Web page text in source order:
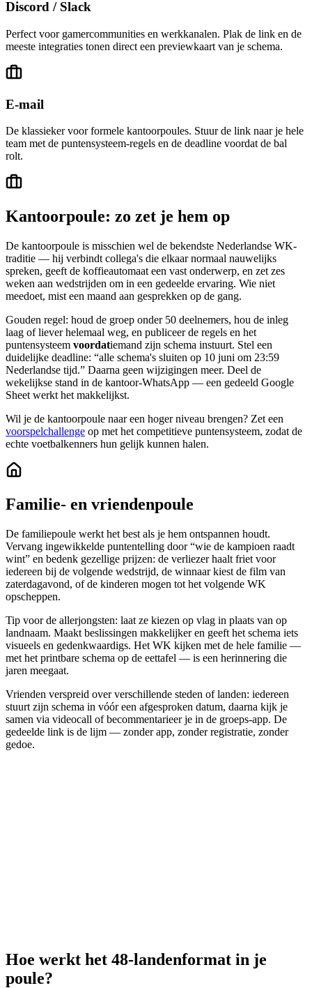
Discord / Slack
Perfect voor gamercommunities en werkkanalen. Plak de link en de
meeste integraties tonen direct een previewkaart van je schema.
E-mail
De klassieker voor formele kantoorpoules. Stuur de link naar je hele
team met de puntensysteem-regels en de deadline voordat de bal
rolt.
Kantoorpoule: zo zet je hem op
De kantoorpoule is misschien wel de bekendste Nederlandse WK-
traditie — hij verbindt collega's die elkaar normaal nauwelijks
spreken, geeft de koffieautomaat een vast onderwerp, en zet zes
weken aan wedstrijden om in een gedeelde ervaring. Wie niet
meedoet, mist een maand aan gesprekken op de gang.
Gouden regel: houd de groep onder 50 deelnemers, hou de inleg
laag of liever helemaal weg, en publiceer de regels en het
puntensysteem voordatiemand zijn schema instuurt. Stel een
duidelijke deadline: “alle schema's sluiten op 10 juni om 23:59
Nederlandse tijd.” Daarna geen wijzigingen meer. Deel de
wekelijkse stand in de kantoor-WhatsApp — een gedeeld Google
Sheet werkt het makkelijkst.
Wil je de kantoorpoule naar een hoger niveau brengen? Zet een
voorspelchallenge op met het competitieve puntensysteem, zodat de
echte voetbalkenners hun gelijk kunnen halen.
Familie- en vriendenpoule
De familiepoule werkt het best als je hem ontspannen houdt.
Vervang ingewikkelde puntentelling door “wie de kampioen raadt
wint” en bedenk gezellige prijzen: de verliezer haalt friet voor
iedereen bij de volgende wedstrijd, de winnaar kiest de film van
zaterdagavond, of de kinderen mogen tot het volgende WK
opscheppen.
Tip voor de allerjongsten: laat ze kiezen op vlag in plaats van op
landnaam. Maakt beslissingen makkelijker en geeft het schema iets
visueels en gedenkwaardigs. Het WK kijken met de hele familie —
met het printbare schema op de eettafel — is een herinnering die
jaren meegaat.
Vrienden verspreid over verschillende steden of landen: iedereen
stuurt zijn schema in vóór een afgesproken datum, daarna kijk je
samen via videocall of becommentarieer je in de groeps-app. De
gedeelde link is de lijm — zonder app, zonder registratie, zonder
gedoe.
Hoe werkt het 48-landenformat in je
poule?